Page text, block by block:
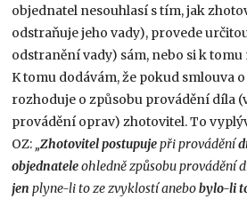
objednatel nesouhlasí s tím, jak
odstraňuje jeho vady), provede
odstranění vady) sám, nebo si k
K tomu dodávám, že pokud smlouva
rozhoduje o způsobu provádění díla
provádění oprav) zhotovitel. To
OZ: „Zhotovitel postupujepři provádění
objednateleohledně způsobu provádění
jen plyne-li to ze zvyklostí anebobylo-li